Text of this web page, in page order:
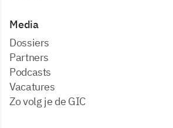
Media
dossiers
partners
podcasts
vacatures
zo volg je de GIC